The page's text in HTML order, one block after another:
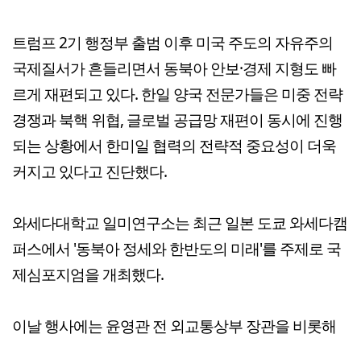
트럼프 2기 행정부 출범 이후 미국 주도의 자유주의
국제질서가 흔들리면서 동북아 안보·경제 지형도 빠
르게 재편되고 있다. 한일 양국 전문가들은 미중 전략
경쟁과 북핵 위협, 글로벌 공급망 재편이 동시에 진행
되는 상황에서 한미일 협력의 전략적 중요성이 더욱
커지고 있다고 진단했다.
와세다대학교 일미연구소는 최근 일본 도쿄 와세다캠
퍼스에서 '동북아 정세와 한반도의 미래'를 주제로 국
제심포지엄을 개최했다.
이날 행사에는 윤영관 전 외교통상부 장관을 비롯해